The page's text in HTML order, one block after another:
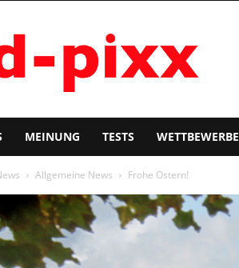
pixx
MEINUNG TESTS WETTBEWERBE
Allgemeine News Frohe Ostern!